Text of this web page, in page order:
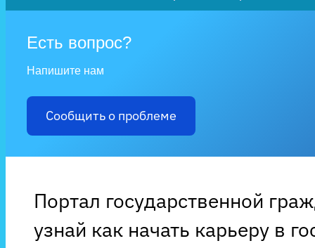
Есть вопрос?
Напишите нам
Сообщить о проблеме
Портал государственной
узнай как начать карьеру в